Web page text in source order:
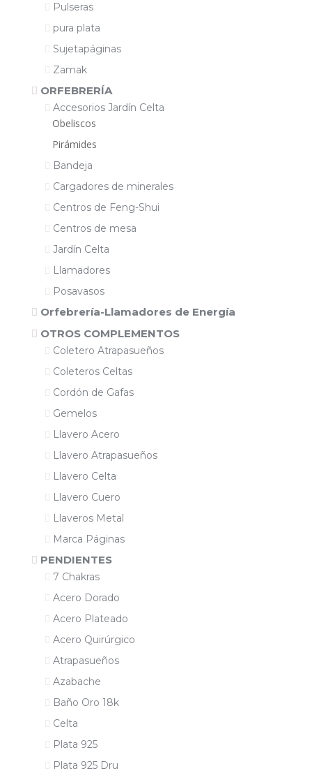
Pulseras
pura plata
Sujetapáginas
Zamak
ORFEBRERÍA
Accesorios Jardín Celta
Obeliscos
Pirámides
Bandeja
Cargadores de minerales
Centros de Feng-Shui
Centros de mesa
Jardín Celta
Llamadores
Posavasos
Orfebrería-Llamadores de Energía
OTROS COMPLEMENTOS
Coletero Atrapasueños
Coleteros Celtas
Cordón de Gafas
Gemelos
Llavero Acero
Llavero Atrapasueños
Llavero Celta
Llavero Cuero
Llaveros Metal
Marca Páginas
PENDIENTES
7 Chakras
Acero Dorado
Acero Plateado
Acero Quirúrgico
Atrapasueños
Azabache
Baño Oro 18k
Celta
Plata 925
Plata 925 Dru